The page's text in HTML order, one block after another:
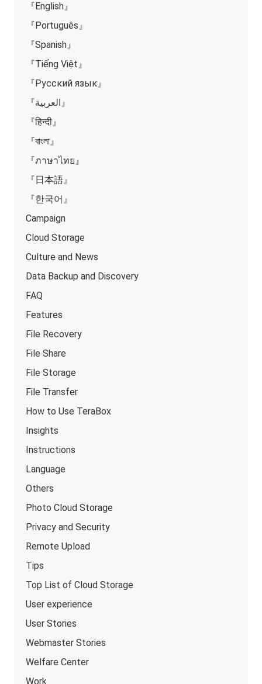
『English』
『Português』
『Spanish』
『Tiếng Việt』
『Русский язык』
『العربية』
『हिन्दी』
『বাংলা』
『ภาษาไทย』
『日本語』
『한국어』
Campaign
Cloud Storage
Culture and News
Data Backup and Discovery
FAQ
Features
File Recovery
File Share
File Storage
File Transfer
How to Use TeraBox
Insights
Instructions
Language
Others
Photo Cloud Storage
Privacy and Security
Remote Upload
Tips
Top List of Cloud Storage
User experience
User Stories
Webmaster Stories
Welfare Center
Work